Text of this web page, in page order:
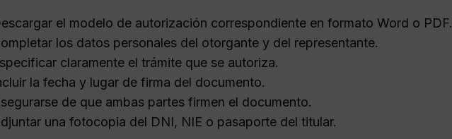
el modelo de autorización correspondiente en formato Word o PDF.
los datos personales del otorgante y del representante.
claramente el trámite que se autoriza.
la fecha y lugar de firma del documento.
de que ambas partes firmen el documento.
una fotocopia del DNI, NIE o pasaporte del titular.